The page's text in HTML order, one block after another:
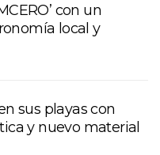
con un
local y
sus playas con
y nuevo material